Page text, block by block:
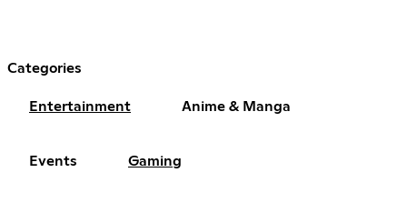
Categories
Entertainment Anime & Manga
Events Gaming